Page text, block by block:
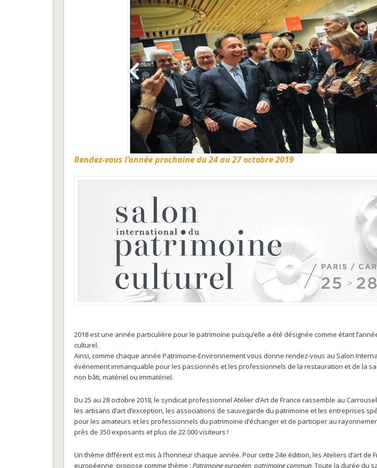
Rendez-vous l’année prochaine du 24 au 27 octobre 2019
2018 est une année particulière pour le patrimoine puisqu’elle a été désignée comme étant
culturel.
Ainsi, comme chaque année Patrimoine-Environnement vous donne rendez-vous au Salon
événement immanquable pour les passionnés et les professionnels de la restauration et de la
non bâti, matériel ou immatériel.
Du 25 au 28 octobre 2018, le syndicat professionnel Atelier d’Art de France rassemble au
les artisans d’art d’exception, les associations de sauvegarde du patrimoine et les entreprises
pour les amateurs et les professionnels du patrimoine d’échanger et de participer au
près de 350 exposants et plus de 22 000 visiteurs !
Un thème différent est mis à l’honneur chaque année. Pour cette 24e édition, les Ateliers d’art de
européenne, propose comme thème : Patrimoine européen, patrimoine commun. Toute la durée du